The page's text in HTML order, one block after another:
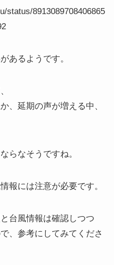
status/8913089708406865
あるようです。
、延期の声が増える中、
らなそうですね。
報には注意が必要です。
台風情報は確認しつつ
、参考にしてみてくださ